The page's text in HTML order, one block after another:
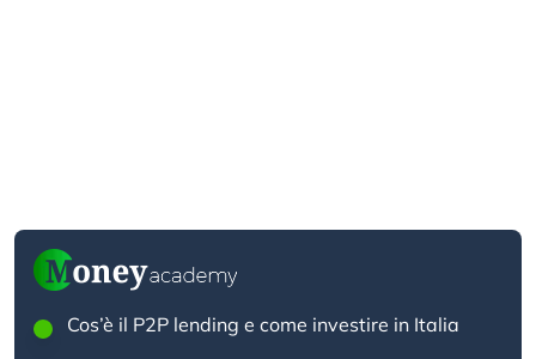
Cos’è il P2P lending e come investire in Italia